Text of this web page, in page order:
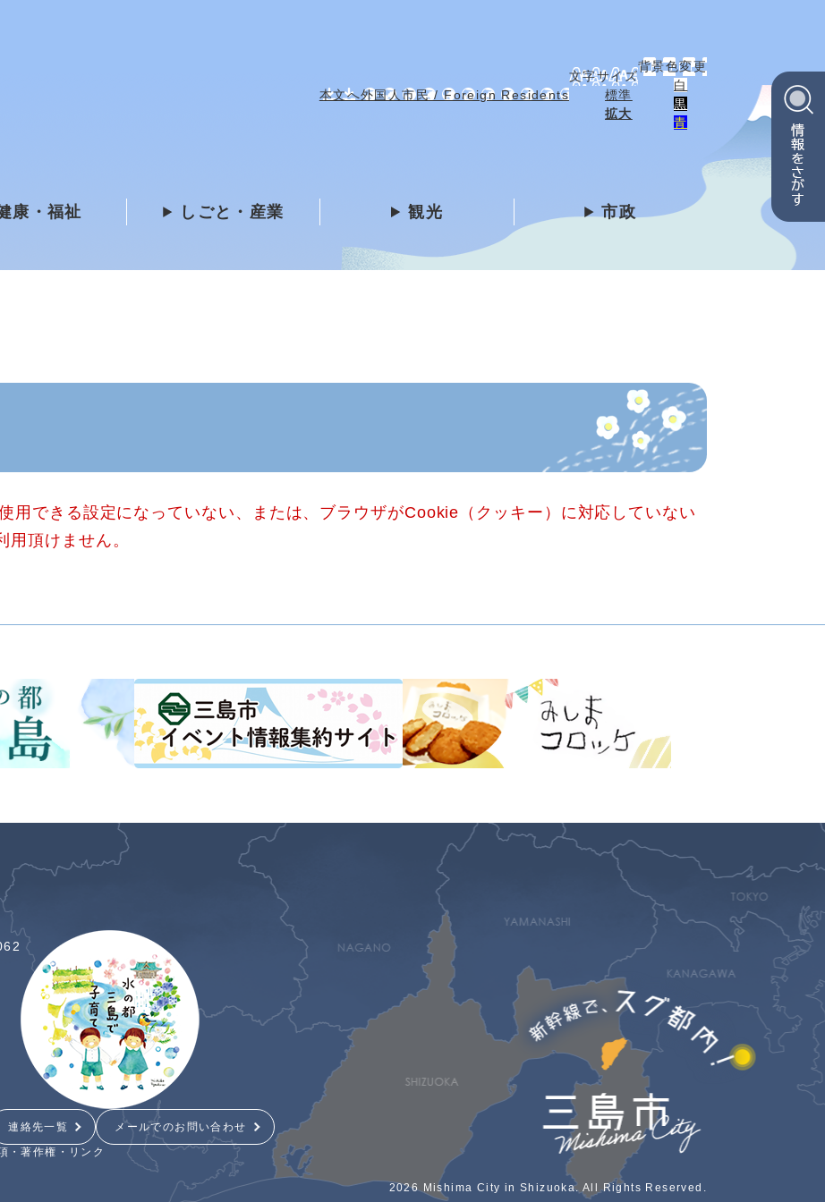
本文へ外国人市民 / Foreign Residents
文字サイズ
標準
拡大
背景色変更
白
黒
青
康・福祉 しごと・産業 観光 市政
用できる設定になっていない、または、ブラウザがCookie（クッキー）に対応していない
頂けません。
連絡先一覧
メールでのお問い合わせ
・著作権・リンク
2026 Mishima City in Shizuoka. All Rights Reserved.